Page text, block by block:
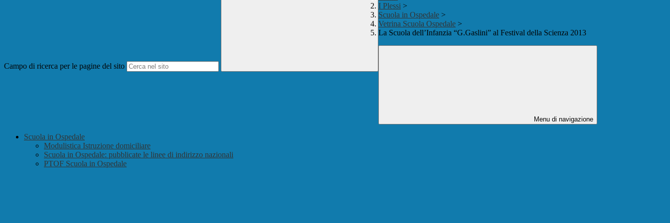
Campo di ricerca per le pagine del sito
I Plessi >
Scuola in Ospedale >
Vetrina Scuola Ospedale >
La Scuola dell’Infanzia “G.Gaslini” al Festival della Scienza 2013
Menu di navigazione
Scuola in Ospedale
Modulistica Istruzione domiciliare
Scuola in Ospedale: pubblicate le linee di indirizzo nazionali
PTOF Scuola in Ospedale